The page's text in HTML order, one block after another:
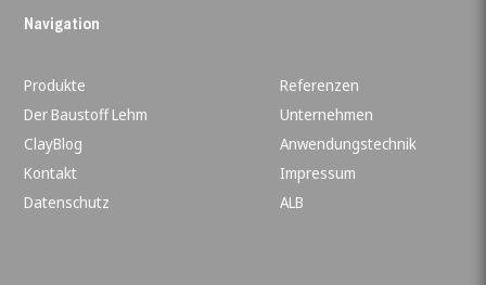
Navigation
Produkte
Referenzen
Der Baustoff Lehm
Unternehmen
ClayBlog
Anwendungstechnik
Kontakt
Impressum
Datenschutz
ALB